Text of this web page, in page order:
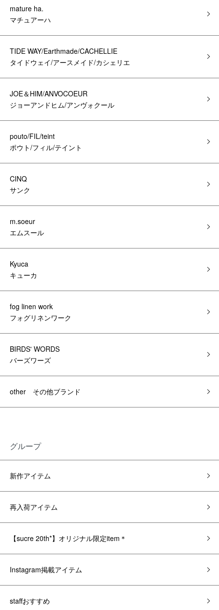
mature ha.
マチュアーハ
TIDE WAY/Earthmade/CACHELLIE
タイドウェイ/アースメイド/カシェリエ
JOE＆HIM/ANVOCOEUR
ジョーアンドヒム/アンヴォクール
pouto/FIL/teint
ポウト/フィル/テイント
CINQ
サンク
m.soeur
エムスール
Kyuca
キューカ
fog linen work
フォグリネンワーク
BIRDS' WORDS
バーズワーズ
other その他ブランド
グループ
新作アイテム
再入荷アイテム
【sucre 20th*】オリジナル限定item＊
Instagram掲載アイテム
staffおすすめ